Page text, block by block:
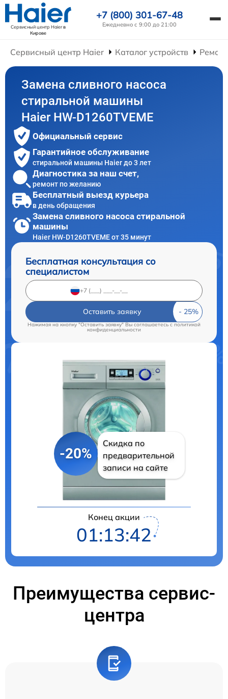
Сервисный центр Haierв
Кирове
+7 (800) 301-67-48
Ежедневно с 9:00 до 21:00
Сервисный центр Haier Каталог устройств
Замена сливного насоса
стиральной машины
Haier HW-D1260TVEME
Официальный сервис
Гарантийное обслуживание
стиральной машины Haier до 3 лет
Диагностика за наш счет,
ремонт по желанию
Бесплатный выезд курьера
в день обращения
Замена сливного насоса стиральной
машины
Haier HW-D1260TVEME от 35 минут
Бесплатная консультация со
специалистом
Оставить заявку
Нажимая на кнопку "Оставить заявку" Вы соглашаетесь cполитикой
конфиденциальности
-20%
Скидка по
предварительной
записи на сайте
Конец акции
01:13:41
Преимущества сервис-
центра